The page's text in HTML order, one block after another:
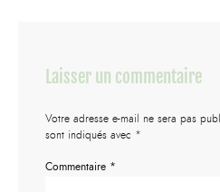
Laisser un commentaire
Votre adresse e-mail ne sera pas
sont indiqués avec *
Commentaire *